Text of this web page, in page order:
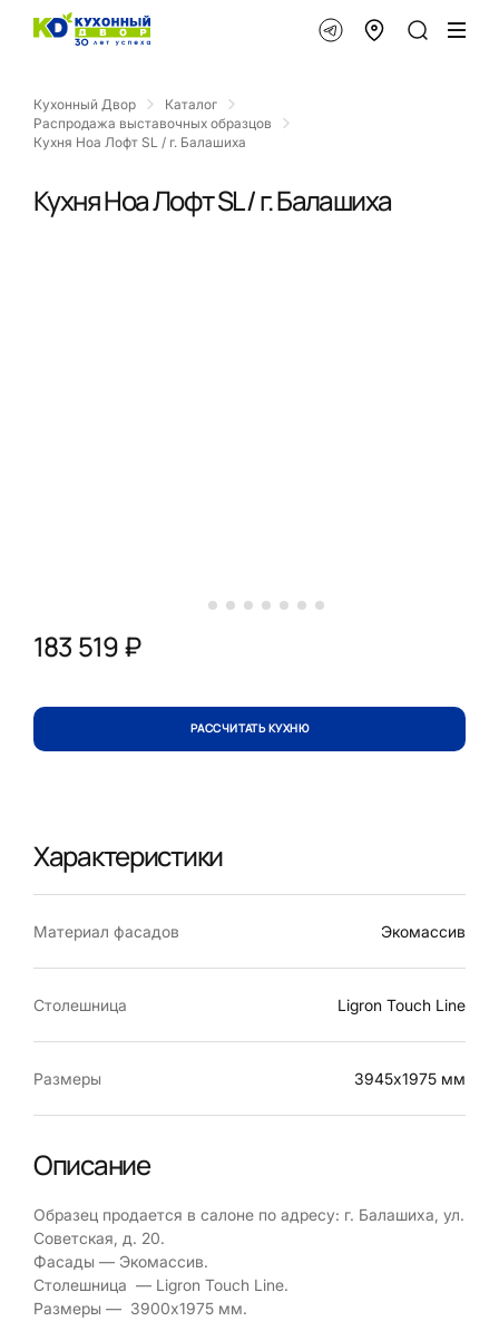
Кухонный Двор
Каталог
Распродажа выставочных образцов
Кухня Ноа Лофт SL / г. Балашиха
Кухня Ноа Лофт SL / г. Балашиха
183 519 ₽
РАССЧИТАТЬ КУХНЮ
Характеристики
Материал фасадов Экомассив
Столешница Ligron Touch Line
Размеры 3945х1975 мм
Описание
Образец продается в салоне по адресу: г. Балашиха, ул.
Советская, д. 20.
Фасады — Экомассив.
Столешница — Ligron Touch Line.
Размеры — 3900х1975 мм.